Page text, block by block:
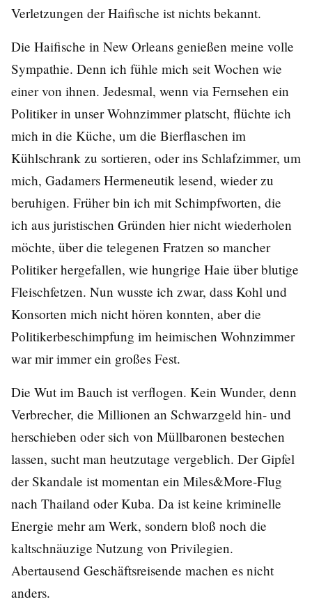
Verletzungen der Haifische ist nichts bekannt.
Die Haifische in New Orleans genießen meine volle
Sympathie. Denn ich fühle mich seit Wochen wie
einer von ihnen. Jedesmal, wenn via Fernsehen ein
Politiker in unser Wohnzimmer platscht, flüchte ich
mich in die Küche, um die Bierflaschen im
Kühlschrank zu sortieren, oder ins Schlafzimmer, um
mich, Gadamers Hermeneutik lesend, wieder zu
beruhigen. Früher bin ich mit Schimpfworten, die
ich aus juristischen Gründen hier nicht wiederholen
möchte, über die telegenen Fratzen so mancher
Politiker hergefallen, wie hungrige Haie über blutige
Fleischfetzen. Nun wusste ich zwar, dass Kohl und
Konsorten mich nicht hören konnten, aber die
Politikerbeschimpfung im heimischen Wohnzimmer
war mir immer ein großes Fest.
Die Wut im Bauch ist verflogen. Kein Wunder, denn
Verbrecher, die Millionen an Schwarzgeld hin- und
herschieben oder sich von Müllbaronen bestechen
lassen, sucht man heutzutage vergeblich. Der Gipfel
der Skandale ist momentan ein Miles&More-Flug
nach Thailand oder Kuba. Da ist keine kriminelle
Energie mehr am Werk, sondern bloß noch die
kaltschnäuzige Nutzung von Privilegien.
Abertausend Geschäftsreisende machen es nicht
anders.